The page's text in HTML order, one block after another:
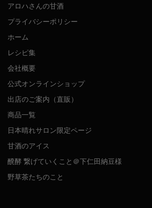
アロハさんの甘酒
プライバシーポリシー
ホーム
レシピ集
会社概要
公式オンラインショップ
出店のご案内（直販）
商品一覧
日本晴れサロン限定ページ
甘酒のアイス
醗酵 繋げていくこと＠下仁田納豆様
野草茶たちのこと